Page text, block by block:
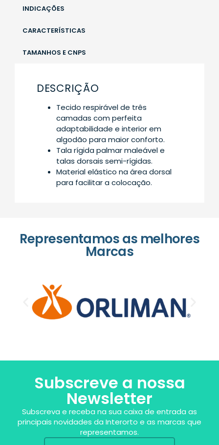
INDICAÇÕES
CARACTERÍSTICAS
TAMANHOS E CNPS
DESCRIÇÃO
Tecido respirável de três
camadas com perfeita
adaptabilidade e interior em
algodão para maior conforto.
Tala rígida palmar maleável e
talas dorsais semi-rígidas.
Material elástico na área dorsal
para facilitar a colocação.
Representamos as melhores
Marcas
Subscreve a nossa
Newsletter
Subscreva e receba na sua caixa de entrada as
principais novidades da Interorto e as marcas que
representamos.